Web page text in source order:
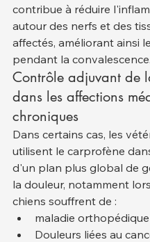
contribue à réduire
autour des nerfs et des
affectés, améliorant ainsi
pendant la convalescence.
Contrôle adjuvant de
dans les affections
chroniques
Dans certains cas, les
utilisent le carprofène
d'un plan plus global de
la douleur, notamment
chiens souffrent de :
maladie
Douleurs liées au